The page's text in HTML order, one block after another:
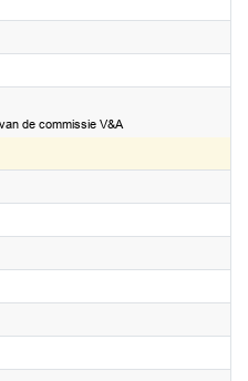
de commissie V&A